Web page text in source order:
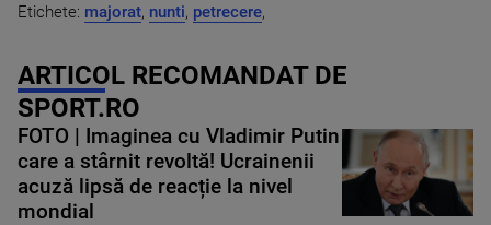
Etichete: majorat, nunti, petrecere,
ARTICOL RECOMANDAT DE
SPORT.RO
FOTO | Imaginea cu Vladimir Putin
care a stârnit revoltă! Ucrainenii
acuză lipsă de reacție la nivel
mondial